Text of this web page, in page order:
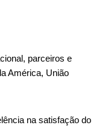
parceiros e
América, União
na satisfação do